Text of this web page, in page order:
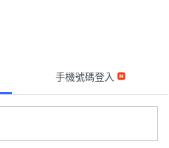
手機號碼登入